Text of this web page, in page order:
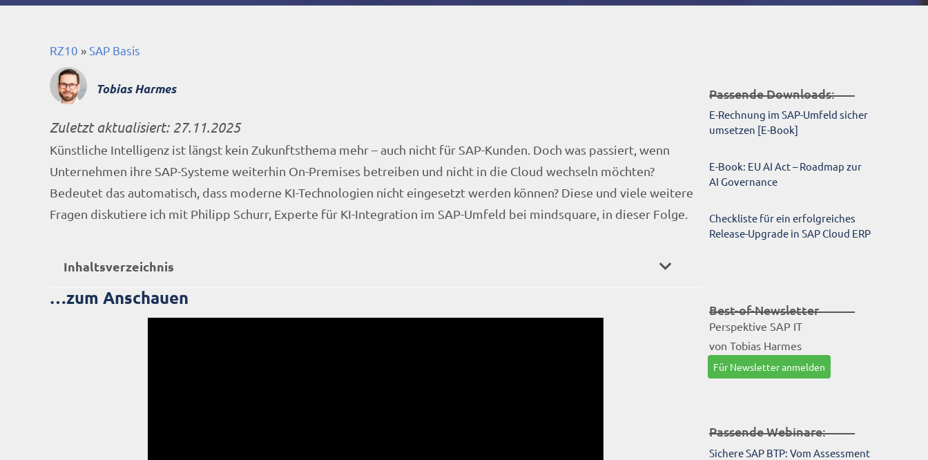
RZ10 » SAP Basis
Tobias Harmes
Zuletzt aktualisiert: 27.11.2025
Künstliche Intelligenz ist längst kein Zukunftsthema mehr – auch nicht für SAP-Kunden. Doch was passiert, wenn
Unternehmen ihre SAP-Systeme weiterhin On-Premises betreiben und nicht in die Cloud wechseln möchten?
Bedeutet das automatisch, dass moderne KI-Technologien nicht eingesetzt werden können? Diese und viele weitere
Fragen diskutiere ich mit Philipp Schurr, Experte für KI-Integration im SAP-Umfeld bei mindsquare, in dieser Folge.
Inhaltsverzeichnis
…zum Anschauen
Passende Downloads:
E-Rechnung im SAP-Umfeld sicher
umsetzen [E-Book]
E-Book: EU AI Act – Roadmap zur
AI Governance
Checkliste für ein erfolgreiches
Release-Upgrade in SAP Cloud ERP
Best-of-Newsletter
Perspektive SAP IT
von Tobias Harmes
Für Newsletter anmelden
Passende Webinare:
Sichere SAP BTP: Vom Assessment